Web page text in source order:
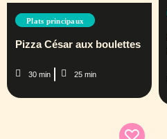
Plats principaux
Pizza César aux boulettes
30 min 25 min